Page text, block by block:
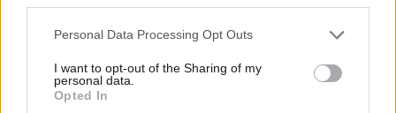
Please note that this website/app uses one or more Google
not limited to your visit or usage behaviour. You may click to
grant or deny consent to Google and its third-party tags to
use your data for below specified purposes in below Google
Personal Data Processing Opt Outs
I want to opt-out of the Sharing of my
personal data.
Opted In
SUV od Volskwagena.
Piotr Zajt
Royce'a. Yangwang U8L
malowane dekory za 150